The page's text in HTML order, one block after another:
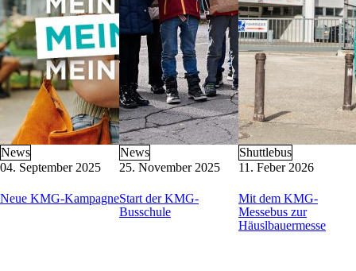
Heiligengeistplatz 12
9020 Klagenfurt am Wörthersee
Öffnungszeiten: Mo-Fr 6:30 – 14:30 Uhr
E-Mail: kundenservice@k-m-g.at
Telefon:+43 463 521 5420(Mo-Do 8:00 – 15:00 Uhr, Fr 8:00 –
News
04. September 2025
Neue KMG-Kampagne
News
25. November 2025
Start der KMG-
Busschule
Shuttlebus
11. Feber 2026
Mit dem KMG-
Messebus zur
Häuslbauermesse